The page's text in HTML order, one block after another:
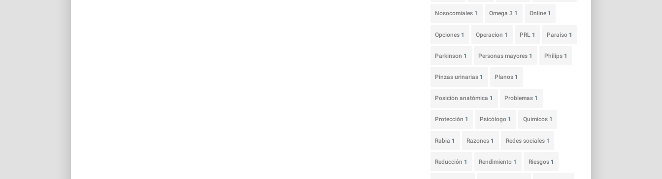
Nosocomiales 1 Omega 3 1 Online 1
Opciones 1 Operacion 1 PRL 1 Paraiso 1
Parkinson 1 Personas mayores 1 Philips 1
Pinzas urinarias 1 Planos 1
Posición anatómica 1 Problemas 1
Protección 1 Psicólogo 1 Quimicos 1
Rabia 1 Razones 1 Redes sociales 1
Reducción 1 Rendimiento 1 Riesgos 1